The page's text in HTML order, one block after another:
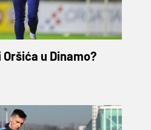
u Dinamo?